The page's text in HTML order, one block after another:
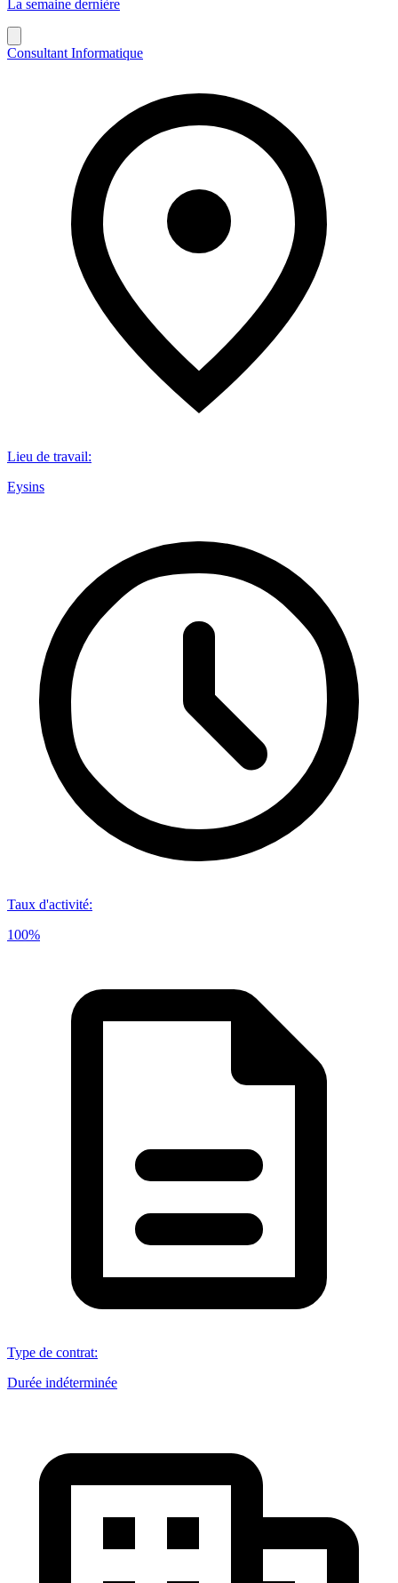
La semaine dernière
Consultant Informatique
Lieu de travail:
Eysins
Taux d'activité:
100%
Type de contrat:
Durée indéterminée